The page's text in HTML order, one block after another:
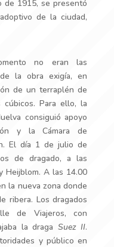
de 1915, se presentó
de la ciudad,
no eran las
la obra exigía, en
de un terraplén de
Para ello, la
consiguió apoyo
y la Cámara de
El día 1 de julio de
de dragado, a las
Heijblom. A las 14.00
la nueva zona donde
ribera. Los dragados
de Viajeros, con
la draga Suez II.
y público en